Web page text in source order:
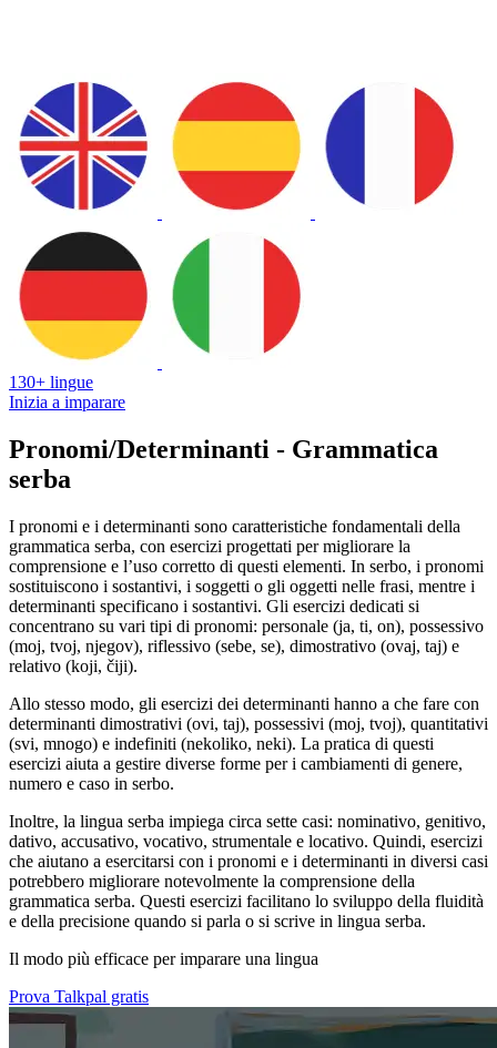
130+ lingue
Inizia a imparare
Pronomi/Determinanti - Grammatica
serba
I pronomi e i determinanti sono caratteristiche fondamentali della
grammatica serba, con esercizi progettati per migliorare la
comprensione e l’uso corretto di questi elementi. In serbo, i pronomi
sostituiscono i sostantivi, i soggetti o gli oggetti nelle frasi, mentre i
determinanti specificano i sostantivi. Gli esercizi dedicati si
concentrano su vari tipi di pronomi: personale (ja, ti, on), possessivo
(moj, tvoj, njegov), riflessivo (sebe, se), dimostrativo (ovaj, taj) e
relativo (koji, čiji).
Allo stesso modo, gli esercizi dei determinanti hanno a che fare con
determinanti dimostrativi (ovi, taj), possessivi (moj, tvoj), quantitativi
(svi, mnogo) e indefiniti (nekoliko, neki). La pratica di questi
esercizi aiuta a gestire diverse forme per i cambiamenti di genere,
numero e caso in serbo.
Inoltre, la lingua serba impiega circa sette casi: nominativo, genitivo,
dativo, accusativo, vocativo, strumentale e locativo. Quindi, esercizi
che aiutano a esercitarsi con i pronomi e i determinanti in diversi casi
potrebbero migliorare notevolmente la comprensione della
grammatica serba. Questi esercizi facilitano lo sviluppo della fluidità
e della precisione quando si parla o si scrive in lingua serba.
Il modo più efficace per imparare una lingua
Prova Talkpal gratis